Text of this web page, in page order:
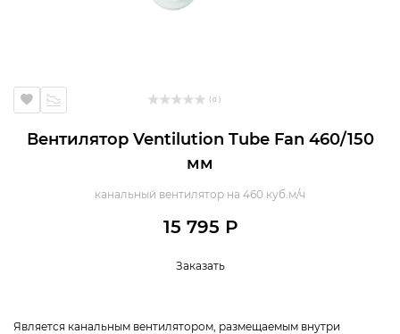
( 0 )
Вентилятор Ventilution Tube Fan 460/150
мм
канальный вентилятор на 460 куб.м/ч
15 795 Р
Заказать
Является канальным вентилятором, размещаемым внутри